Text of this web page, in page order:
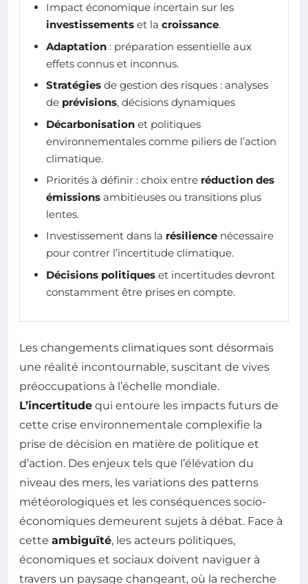
Impact économique incertain sur les
investissements et la croissance.
Adaptation : préparation essentielle aux
effets connus et inconnus.
Stratégies de gestion des risques : analyses
de prévisions, décisions dynamiques
Décarbonisation et politiques
environnementales comme piliers de l’action
climatique.
Priorités à définir : choix entre réduction des
émissions ambitieuses ou transitions plus
lentes.
Investissement dans la résilience nécessaire
pour contrer l’incertitude climatique.
Décisions politiques et incertitudes devront
constamment être prises en compte.
Les changements climatiques sont désormais
une réalité incontournable, suscitant de vives
préoccupations à l’échelle mondiale.
L’incertitude qui entoure les impacts futurs de
cette crise environnementale complexifie la
prise de décision en matière de politique et
d’action. Des enjeux tels que l’élévation du
niveau des mers, les variations des patterns
météorologiques et les conséquences socio-
économiques demeurent sujets à débat. Face à
cette ambiguïté, les acteurs politiques,
économiques et sociaux doivent naviguer à
travers un paysage changeant, où la recherche